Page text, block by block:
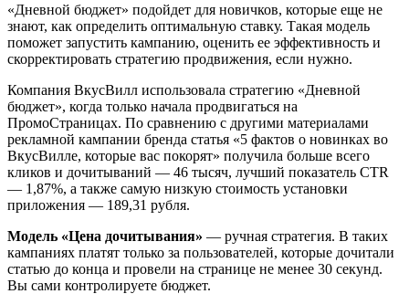
«Дневной бюджет» подойдет для новичков, которые еще не
знают, как определить оптимальную ставку. Такая модель
поможет запустить кампанию, оценить ее эффективность и
скорректировать стратегию продвижения, если нужно.
Компания ВкусВилл использовала стратегию «Дневной
бюджет», когда только начала продвигаться на
ПромоСтраницах. По сравнению с другими материалами
рекламной кампании бренда статья «5 фактов о новинках во
ВкусВилле, которые вас покорят» получила больше всего
кликов и дочитываний — 46 тысяч, лучший показатель CTR
— 1,87%, а также самую низкую стоимость установки
приложения — 189,31 рубля.
Модель «Цена дочитывания» — ручная стратегия. В таких
кампаниях платят только за пользователей, которые дочитали
статью до конца и провели на странице не менее 30 секунд.
Вы сами контролируете бюджет.